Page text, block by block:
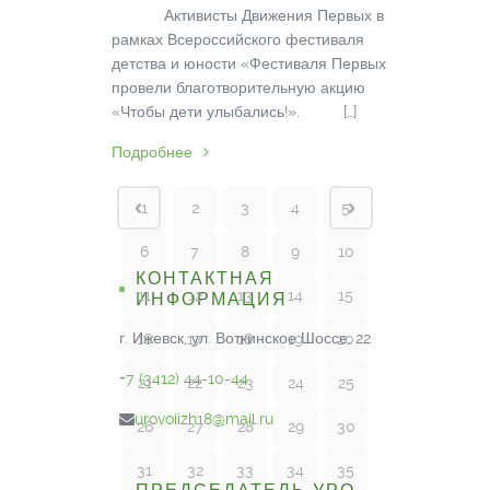
Активисты Движения Первых в
рамках Всероссийского фестиваля
детства и юности «Фестиваля Первых»
провели благотворительную акцию
«Чтобы дети улыбались!». […]
Подробнее
1 2 3 4 5
6 7 8 9 10
11 12 13 14 15
16 17 18 19 20
21 22 23 24 25
26 27 28 29 30
31 32 33 34 35
КОНТАКТНАЯ
ИНФОРМАЦИЯ
г. Ижевск, ул. Воткинское Шоссе, 22
+7 (3412) 44-10-44
urovoiizh18@mail.ru